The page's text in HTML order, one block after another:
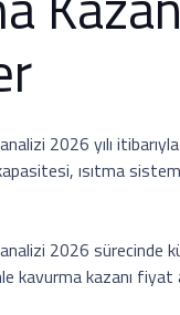
2026 yılı
ısıtma
2026 sürecinde
kavurma kazanı